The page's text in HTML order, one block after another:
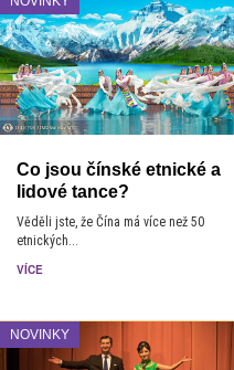
Co jsou čínské etnické a
lidové tance?
Věděli jste, že Čína má více než 50
etnických...
VÍCE
NOVINKY